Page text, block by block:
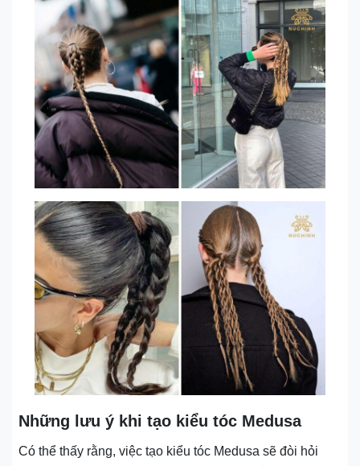
Những lưu ý khi tạo kiểu tóc Medusa
Có thể thấy rằng, việc tạo kiểu tóc Medusa sẽ đòi hỏi